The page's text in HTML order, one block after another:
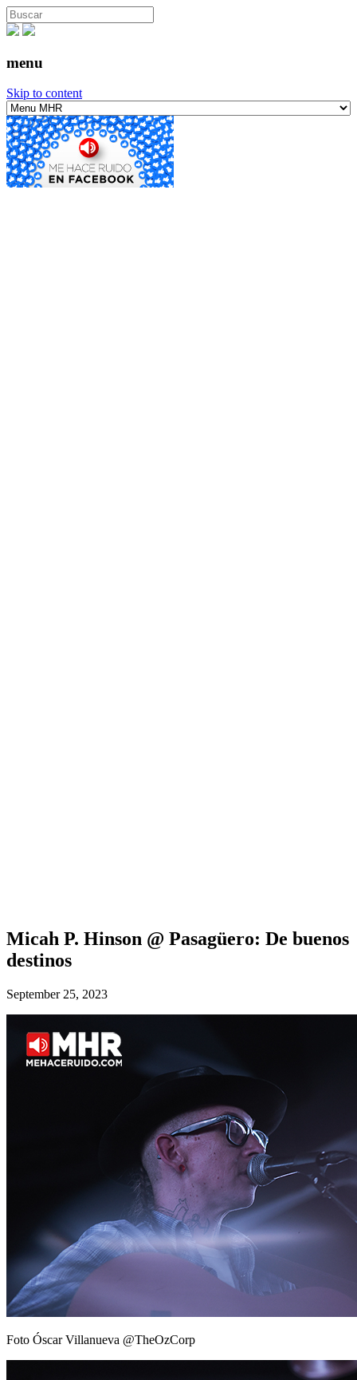
menu
Skip to content
Micah P. Hinson @ Pasagüero: De buenos
destinos
September 25, 2023
Foto Óscar Villanueva @TheOzCorp